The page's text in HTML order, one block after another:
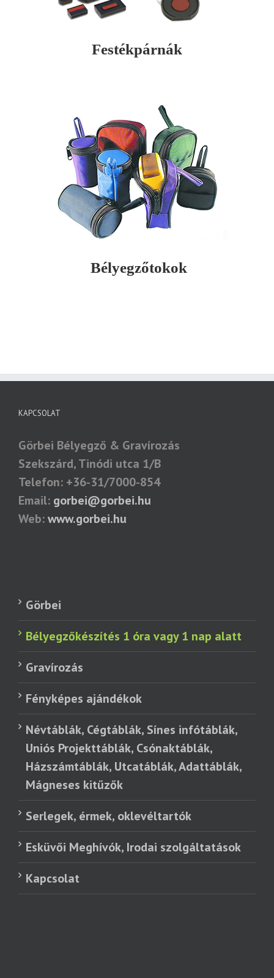
Festékpárnák
Bélyegzőtokok
KAPCSOLAT
Görbei Bélyegző & Gravírozás
Szekszárd, Tinódi utca 1/B
Telefon: +36-31/7000-854
Email: gorbei@gorbei.hu
Web:www.gorbei.hu
Görbei
Bélyegzőkészítés 1 óra vagy 1 nap alatt
Gravírozás
Fényképes ajándékok
Névtáblák, Cégtáblák, Sínes infótáblák,
Uniós Projekttáblák, Csónaktáblák,
Házszámtáblák, Utcatáblák, Adattáblák,
Mágneses kitűzők
Serlegek, érmek, oklevéltartók
Esküvői Meghívók, Irodai szolgáltatások
Kapcsolat